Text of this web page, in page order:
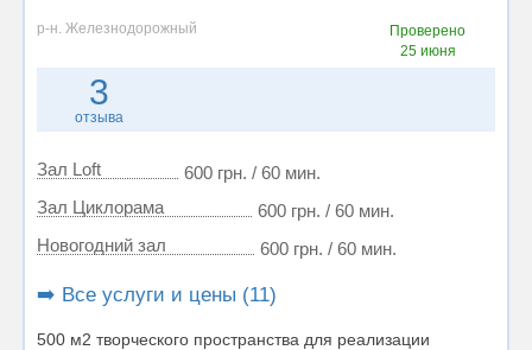
р-н. Железнодорожный
Проверено
25 июня
3
отзыва
Зал Loft
600 грн. / 60 мин.
Зал Циклорама
600 грн. / 60 мин.
Новогодний зал
600 грн. / 60 мин.
➡️ Все услуги и цены (11)
500 м2 творческого пространства для реализации